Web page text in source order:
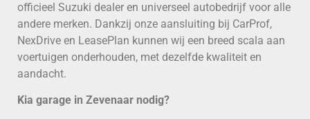
officieel Suzuki dealer en universeel autobedrijf voor alle
andere merken. Dankzij onze aansluiting bij CarProf,
NexDrive en LeasePlan kunnen wij een breed scala aan
voertuigen onderhouden, met dezelfde kwaliteit en
aandacht.
Kia garage in Zevenaar nodig?